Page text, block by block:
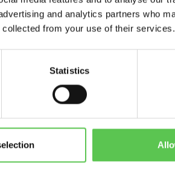
and analytics partners who
collected from your use of their services.
Statistics
hela världen